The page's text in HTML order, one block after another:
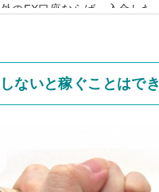
のFX口座ならば、入金した
！特に、資金があまりなく、
にこそ、海外口座がおすすめ
すわけにはいかないので
...
ないと稼ぐことはで